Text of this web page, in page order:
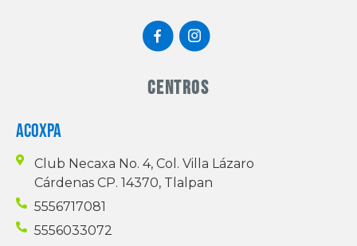
Centros
ACOXPA
Club Necaxa No. 4, Col. Villa Lázaro
Cárdenas CP. 14370, Tlalpan
5556717081
5556033072